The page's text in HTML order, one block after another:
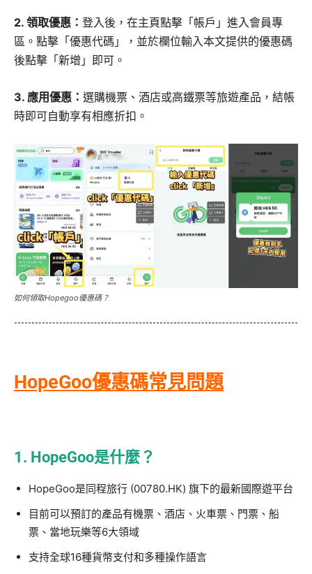
2. 領取優惠： 登入後，在主頁點擊「帳戶」進入會員專
區。點擊「優惠代碼」，並於欄位輸入本文提供的優惠碼
後點擊「新增」即可。
3. 應用優惠： 選購機票、酒店或高鐵票等旅遊產品，結帳
時即可自動享有相應折扣。
如何領取Hopegoo優惠碼？
HopeGoo優惠碼常見問題
1. HopeGoo是什麼？
HopeGoo是同程旅行 (00780.HK) 旗下的最新國際遊平台
目前可以預訂的產品有機票、酒店、火車票、門票、船
票、當地玩樂等6大領域
支持全球16種貨幣支付和多種操作語言